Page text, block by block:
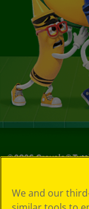
©2026Crayola®
in materia di
We and our